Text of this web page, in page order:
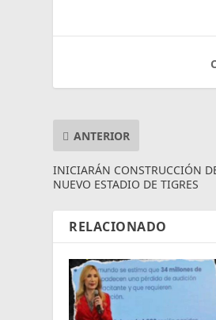
ANTERIOR
INICIARÁN CONSTRUCCIÓN
NUEVO ESTADIO DE TIGRES
RELACIONADO